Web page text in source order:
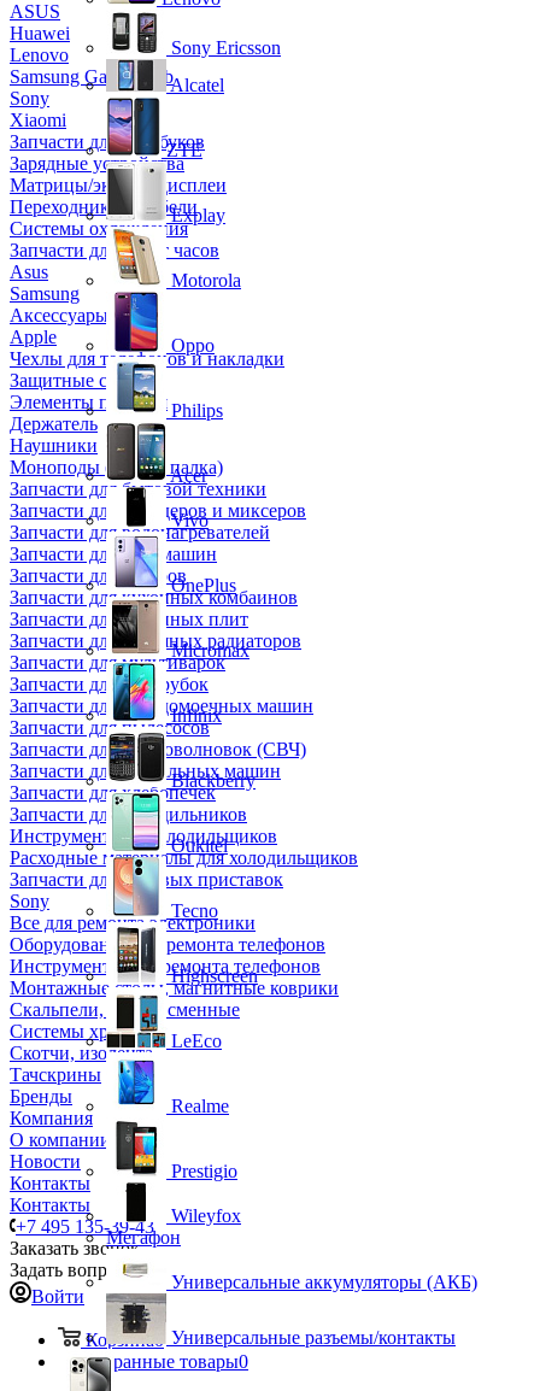
ASUS
Huawei
Lenovo
Samsung Galaxy Tab
Sony
Xiaomi
Запчасти для ноутбуков
Зарядные устройства
Матрицы/экраны/дисплеи
Переходники и кабели
Системы охлаждения
Запчасти для смарт часов
Asus
Samsung
Аксессуары
Apple
Чехлы для телефонов и накладки
Защитные стекла
Элементы питания
Держатель
Наушники
Моноподы (Селфи палка)
Запчасти для бытовой техники
Запчасти для блендеров и миксеров
Запчасти для водонагревателей
Запчасти для кофемашин
Запчасти для кулеров
Запчасти для кухонных комбаинов
Запчасти для кухонных плит
Запчасти для масляных радиаторов
Запчасти для мультиварок
Запчасти для мясорубок
Запчасти для посудомоечных машин
Запчасти для пылесосов
Запчасти для микроволновок (СВЧ)
Запчасти для стиральных машин
Запчасти для хлебопечек
Запчасти для холодильников
Инструмент для холодильщиков
Расходные материалы для холодильщиков
Запчасти для игровых приставок
Sony
Все для ремонта электроники
Оборудование для ремонта телефонов
Инструменты для ремонта телефонов
Монтажные столы, магнитные коврики
Скальпели, лезвия сменные
Системы хранения
Скотчи, изолента
Тачскрины
Бренды
Компания
О компании
Новости
Контакты
Контакты
+7 495 135-39-43
Заказать звонок
Задать вопрос
Войти
Корзина0
Избранные товары0
Sony Ericsson
Alcatel
ZTE
Explay
Motorola
Oppo
Philips
Acer
Vivo
OnePlus
Micromax
Infinix
Blackberry
Oukitel
Tecno
Highscreen
LeEco
Realme
Prestigio
Wileyfox
Мегафон
Универсальные аккумуляторы (АКБ)
Универсальные разъемы/контакты